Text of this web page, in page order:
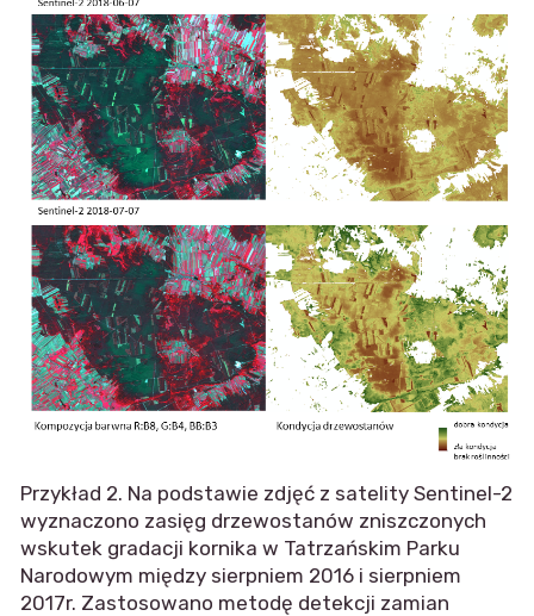
Przykład 2. Na podstawie zdjęć z satelity Sentinel-2
wyznaczono zasięg drzewostanów zniszczonych
wskutek gradacji kornika w Tatrzańskim Parku
Narodowym między sierpniem 2016 i sierpniem
2017r. Zastosowano metodę detekcji zamian